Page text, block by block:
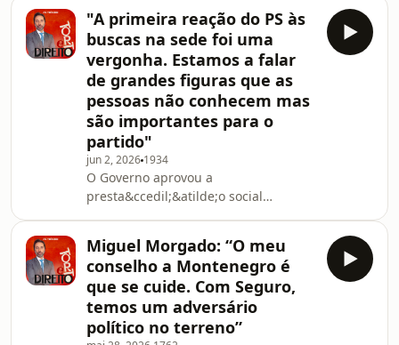
suspensa, para o
ministro da
Administra&ccedil;&atilde;o Interna
em Espanha. Agrava-se a crise
pol&iacute;tica e a Intelig&ecirc;ncia
Artificial come&ccedil;a a assustar
at&eacute; quem a criou. Est&aacute;
tudo em cima da mesa, no Torto e
Direito, com Miguel Morgado.See
omnystudio.com/
"A primeira reação do PS às
buscas na sede foi uma
vergonha. Estamos a falar
de grandes figuras que as
pessoas não conhecem mas
são importantes para o
partido"
jun 2, 2026 1934
O Governo aprovou a
presta&ccedil;&atilde;o social
&agrave; Judici&aacute;ria e fez
buscas em Juntas Socialistas de
Lisboa e na sede do PS. Nos Estados
Unidos instala-se uma pergunta
inquietante: o IRS est&aacute; mesmo
Miguel Morgado: “O meu
conselho a Montenegro é
que se cuide. Com Seguro,
temos um adversário
político no terreno”